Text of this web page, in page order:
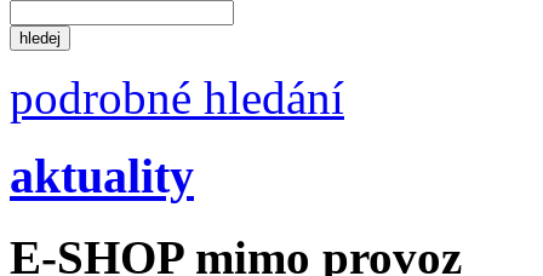
podrobné hledání
aktuality
E-SHOP mimo provoz